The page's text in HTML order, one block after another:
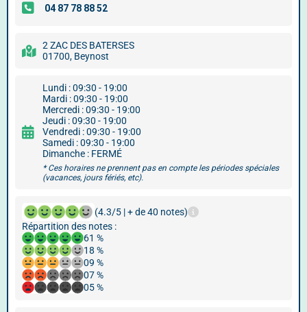
2 ZAC DES BATERSES
01700, Beynost
Lundi : 09:30 - 19:00
Mardi : 09:30 - 19:00
Mercredi : 09:30 - 19:00
Jeudi : 09:30 - 19:00
Vendredi : 09:30 - 19:00
Samedi : 09:30 - 19:00
Dimanche : FERMÉ
* Ces horaires ne prennent pas en compte les périodes spéciales
(vacances, jours fériés, etc).
(4.3/5 | + de 40 notes)
Répartition des notes :
61 %
18 %
09 %
07 %
05 %